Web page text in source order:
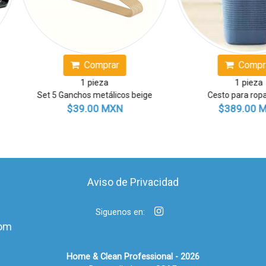
Comprar
1 pieza
Set de 6 Vasos de cristal
$199.00 MXN
Comprar
1 pieza
Duo pack Coladores de
$99.00 MXN
Aviso de Privacidad
Siguenos en:
Home & Clean Professional - 2026